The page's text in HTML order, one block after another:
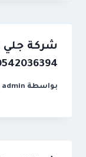
شركة جلي
0542036394- خصم
بواسطة admin